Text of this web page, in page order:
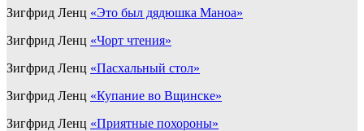
Зигфрид Ленц «Это был дядюшка Маноа»
Зигфрид Ленц «Чорт чтения»
Зигфрид Ленц «Пасхальный стол»
Зигфрид Ленц «Купание во Вщинске»
Зигфрид Ленц «Приятные похороны»